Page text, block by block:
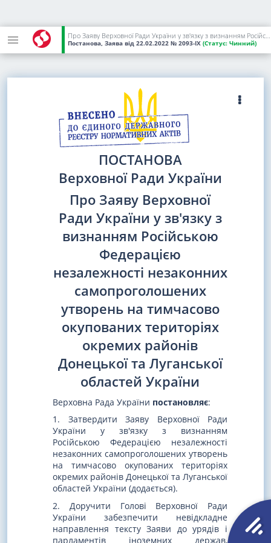
Про Заяву Верховної Ради України у зв'язку з визнанням Російською Федерацією незалежності незаконних самопроголошених утворень на тимчасово окупованих територіях окремих районів Донецької та Луганської областей України
Постанова, Заява від 22.02.2022 № 2093-IX (Статус: Чинний)
ПОСТАНОВА
Верховної Ради України
Про Заяву Верховної
Ради України у зв'язку з
визнанням Російською
Федерацією
незалежності незаконних
самопроголошених
утворень на тимчасово
окупованих територіях
окремих районів
Донецької та Луганської
областей України
Верховна Рада України постановляє:
1. Затвердити Заяву Верховної Ради
України у зв'язку з визнанням
Російською Федерацією незалежності
незаконних самопроголошених утворень
на тимчасово окупованих територіях
окремих районів Донецької та Луганської
областей України (додається).
2. Доручити Голові Верховної Ради
України забезпечити невідкладне
направлення тексту Заяви до урядів і
парламентів іноземних держав,